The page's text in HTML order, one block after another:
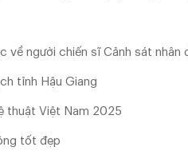
người chiến sĩ Cảnh sát nhân
tỉnh Hậu Giang
thuật Việt Nam 2025
tốt đẹp